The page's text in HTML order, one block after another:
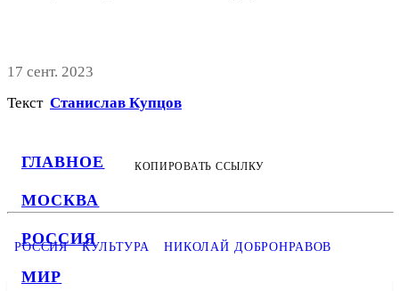
ГЛАВНОЕ
МОСКВА
РОССИЯ
МИР
17 сент. 2023
Текст Станислав Купцов
КОПИРОВАТЬ ССЫЛКУ
РОССИЯ КУЛЬТУРА НИКОЛАЙ ДОБРОНРАВОВ